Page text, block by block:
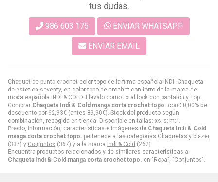
Chaquet de punto crochet color topo de la firma española INDI. Chaqueta
de estetica seventy, en color topo de crochet con forro de la marca de
moda española INDI & COLD. Llevalo como total look con pantalón y Top.
Comprar Chaqueta Indi & Cold manga corta crochet topo. con 30,00% de
descuento por 62,93€ (antes 89,90€). Stock del producto según
combinación, recogida en tienda. Disponible en tallas: xs; s; m; l.
Precio, información, características e imágenes de Chaqueta Indi & Cold
manga corta crochet topo. pertenece a las categorías Chaquetas y blazer
(337) y Conjuntos (367) y a la marca Indi & Cold (262).
Encuentra productos relacionados y de similares características a
Chaqueta Indi & Cold manga corta crochet topo. en "Ropa", "Conjuntos".
tus dudas.
986 603 175 ENVIAR WHATSAPP
ENVIAR EMAIL